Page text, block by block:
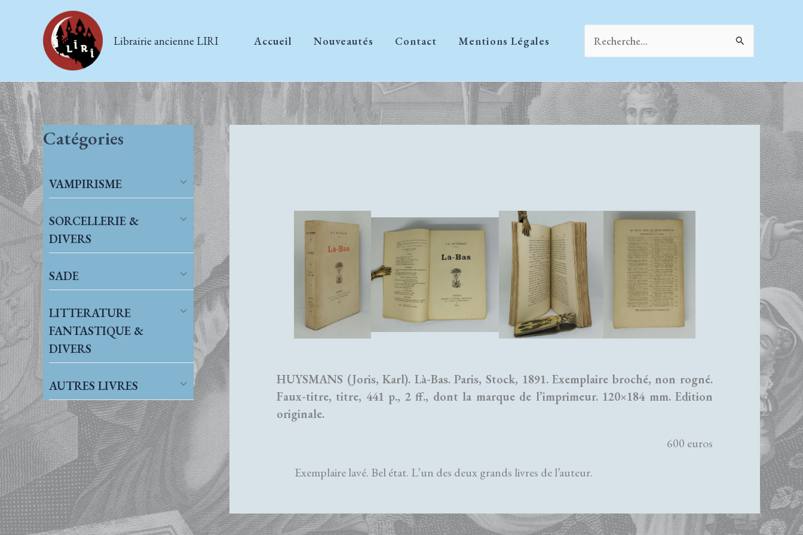
Librairie ancienne LIRI Accueil Nouveautés Contact Mentions Légales
Catégories
VAMPIRISME
SORCELLERIE &
DIVERS
SADE
LITTERATURE
FANTASTIQUE &
DIVERS
AUTRES LIVRES
HUYSMANS (Joris, Karl). Là-Bas. Paris, Stock, 1891. Exemplaire broché, non rogné.
Faux-titre, titre, 441 p., 2 ff., dont la marque de l’imprimeur. 120×184 mm. Edition
originale.
600 euros
Exemplaire lavé. Bel état. L’un des deux grands livres de l’auteur.